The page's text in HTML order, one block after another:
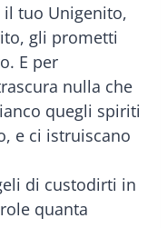
tuo Unigenito,
gli prometti
E per
nulla che
quegli spiriti
e ci istruiscano
di custodirti in
quanta